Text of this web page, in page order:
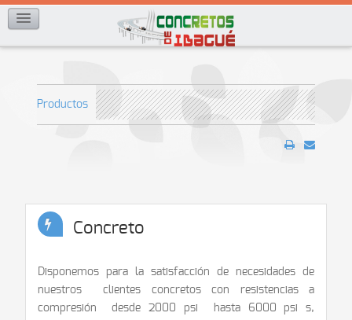
Productos
Concreto
Disponemos para la satisfacción de necesidades de
nuestros clientes concretos con resistencias a
compresión desde 2000 psi hasta 6000 psi s,